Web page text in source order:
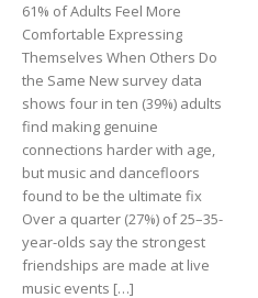
61% of Adults Feel More
Comfortable Expressing
Themselves When Others Do
the Same New survey data
shows four in ten (39%) adults
find making genuine
connections harder with age,
but music and dancefloors
found to be the ultimate fix
Over a quarter (27%) of 25–35-
year-olds say the strongest
friendships are made at live
music events […]